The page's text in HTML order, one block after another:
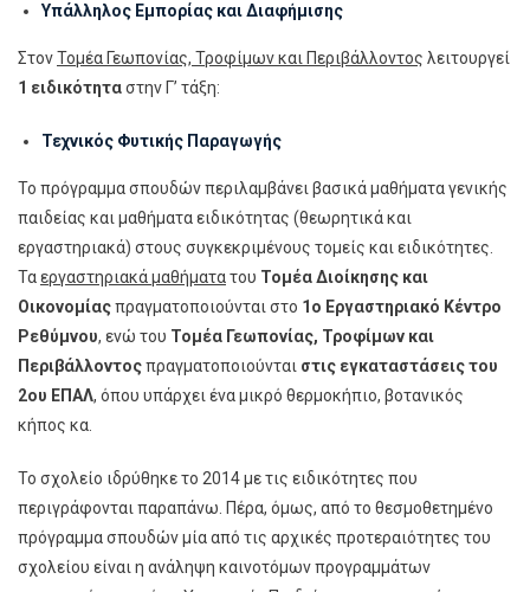
Υπάλληλος Εμπορίας και Διαφήμισης
ΣτονΤομέα Γεωπονίας, Τροφίμων και Περιβάλλοντος λειτουργεί
1 ειδικότηταστην Γ’ τάξη:
Τεχνικός Φυτικής Παραγωγής
Το πρόγραμμα σπουδών περιλαμβάνει βασικά μαθήματα γενικής
παιδείας και μαθήματα ειδικότητας (θεωρητικά και
εργαστηριακά) στους συγκεκριμένους τομείς και ειδικότητες.
Ταεργαστηριακά μαθήματατου Τομέα Διοίκησης και
Οικονομίαςπραγματοποιούνται στο 1ο Εργαστηριακό Κέντρο
Ρεθύμνου, ενώ του Τομέα Γεωπονίας, Τροφίμων και
Περιβάλλοντοςπραγματοποιούνται στις εγκαταστάσεις του
2ου ΕΠΑΛ, όπου υπάρχει ένα μικρό θερμοκήπιο, βοτανικός
κήπος κα.
Το σχολείο ιδρύθηκε το 2014 με τις ειδικότητες που
περιγράφονται παραπάνω. Πέρα, όμως, από το θεσμοθετημένο
πρόγραμμα σπουδών μία από τις αρχικές προτεραιότητες του
σχολείου είναι η ανάληψη καινοτόμων προγραμμάτων